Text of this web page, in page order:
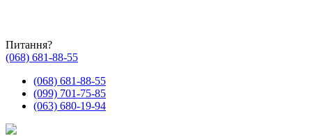
Питання?
(068) 681-88-55
(068) 681-88-55
(099) 701-75-85
(063) 680-19-94